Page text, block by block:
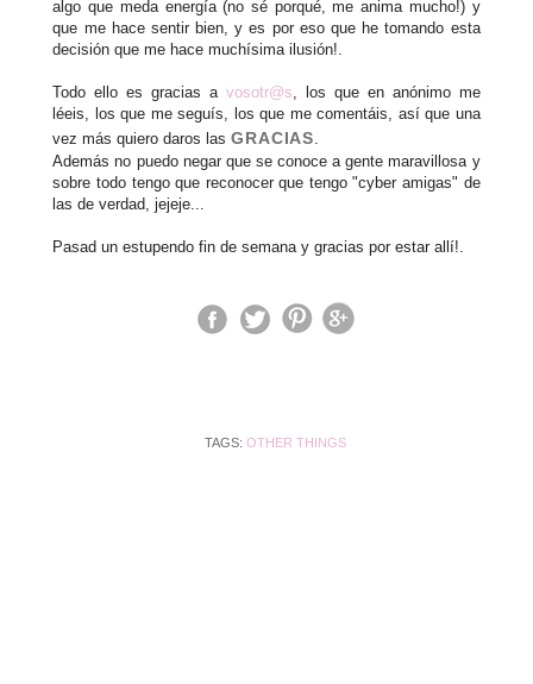
algo que meda energía (no sé porqué, me anima mucho!) y
que me hace sentir bien, y es por eso que he tomando esta
decisión que me hace muchísima ilusión!.
Todo ello es gracias a vosotr@s, los que en anónimo me
léeis, los que me seguís, los que me comentáis, así que una
vez más quiero daros lasGRACIAS.
Además no puedo negar que se conoce a gente maravillosa y
sobre todo tengo que reconocer que tengo "cyber amigas" de
las de verdad, jejeje...
Pasad un estupendo fin de semana y gracias por estar allí!.
TAGS:OTHER THINGS